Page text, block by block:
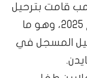
قامت بترحيل
نحو 1400 والد شهريا خلال عام 2025، وهو ما
المسجل في